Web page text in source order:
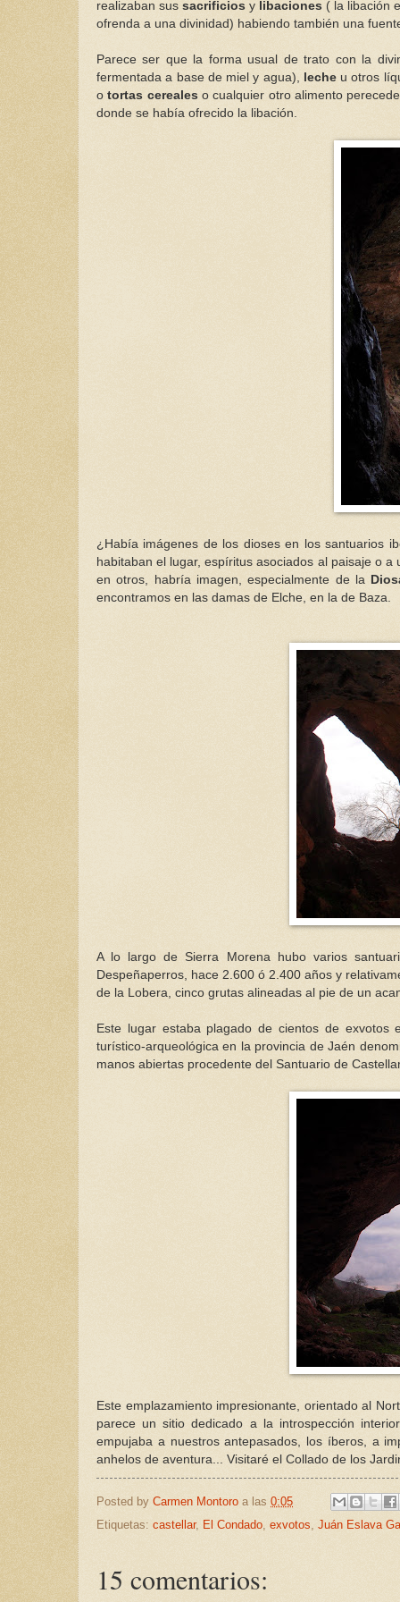
realizaban sussacrificios y libaciones ( la libación
ofrenda a una divinidad) habiendo también una
Parece ser que la forma usual de trato con la
fermentada a base de miel y agua),
lecheu otros
otortas cereales o cualquier otro alimento
donde se había ofrecido la libación.
¿Había imágenes de los dioses en los santuarios
habitaban el lugar, espíritus asociados al paisaje o
en otros, habría imagen, especialmente de la
encontramos en las damas de Elche, en la de Baza.
A lo largo de Sierra Morena hubo varios
Despeñaperros, hace 2.600 ó 2.400 años y
de la Lobera, cinco grutas alineadas al pie de un
Este lugar estaba plagado de cientos de
turístico-arqueológica en la provincia de Jaén
manos abiertas procedente del Santuario de
Este emplazamiento impresionante, orientado al
parece un sitio dedicado a la introspección
empujaba a nuestros antepasados, los íberos, a
anhelos de aventura... Visitaré el Collado de los
Posted by Carmen Montoro a las 0:05
Etiquetas: castellar, El Condado, exvotos, Juán Eslava
15 comentarios: